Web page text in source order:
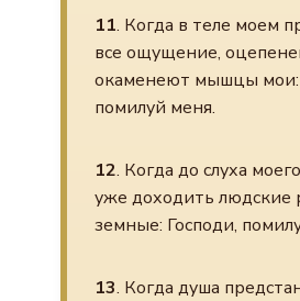
11. Когда в теле моем
все ощущение,
окаменеют мышцы мои:
помилуй меня.
12. Когда до слуха
уже доходить людские
земные: Господи,
13. Когда душа